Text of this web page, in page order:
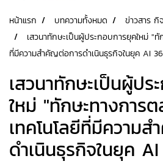
หน้าแรก บทความทั้งหมด ข่าวสาร กิ
เสวนาทักษะเป็นผู้ประกอบการยุคใหม่ "ทั
ที่มีความสำคัญต่อการดำเนินธุรกิจในยุค AI
เสวนาทักษะเป็นผู้ปร
ใหม่ "ทักษะทางการต
เทคโนโลยีที่มีความ
ดำเนินธุรกิจในยุค